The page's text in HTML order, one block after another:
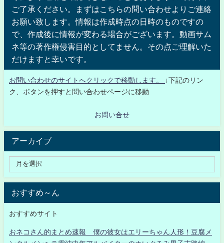
ご了承ください。まずはこちらの問い合わせよりご連絡
お願い致します。情報は作成時点の日時のものですの
で、作成後に情報が変わる場合がございます。動画サム
ネ等の著作権侵害目的としてません。その点ご理解いた
だけますと幸いです。
お問い合わせのサイトへクリックで移動します。
↓下記のリン
ク、ボタンを押すと問い合わせページに移動
お問い合せ
アーカイブ
おすすめ～ん
おすすめサイト
おネコさん的まとめ速報 僕の彼女はエリーちゃん人形！豆腐メ